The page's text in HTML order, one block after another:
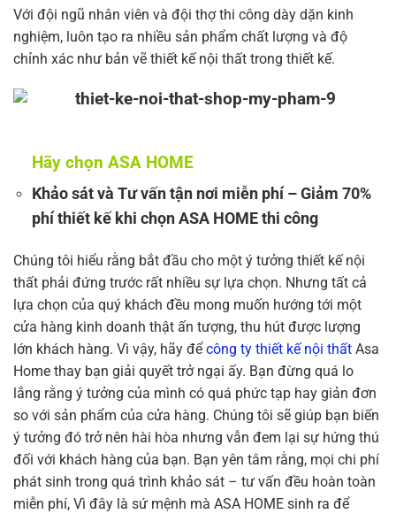
Với đội ngũ nhân viên và đội thợ thi công dày dặn kinh
nghiệm, luôn tạo ra nhiều sản phẩm chất lượng và độ
chỉnh xác như bản vẽ thiết kế nội thất trong thiết kế.
Hãy chọn ASA HOME
Khảo sát và Tư vấn tận nơi miễn phí – Giảm 70%
phí thiết kế khi chọn ASA HOME thi công
Chúng tôi hiểu rằng bắt đầu cho một ý tưởng thiết kế nội
thất phải đứng trước rất nhiều sự lựa chọn. Nhưng tất cả
lựa chọn của quý khách đều mong muốn hướng tới một
cửa hàng kinh doanh thật ấn tượng, thu hút được lượng
lớn khách hàng. Vì vậy, hãy đểcông ty thiết kế nội thất Asa
Home thay bạn giải quyết trở ngại ấy. Bạn đừng quá lo
lắng rằng ý tưởng của mình có quá phức tạp hay giản đơn
so với sản phẩm của cửa hàng. Chúng tôi sẽ giúp bạn biến
ý tưởng đó trở nên hài hòa nhưng vẫn đem lại sự hứng thú
đối với khách hàng của bạn. Bạn yên tâm rằng, mọi chi phí
phát sinh trong quá trình khảo sát – tư vấn đều hoàn toàn
miễn phí, Vì đây là sứ mệnh mà ASA HOME sinh ra để